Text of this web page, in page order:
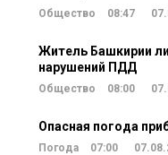
Общество 08:47
Житель Башкирии
нарушений ПДД
Общество 08:00
Опасная погода
Погода 07:00